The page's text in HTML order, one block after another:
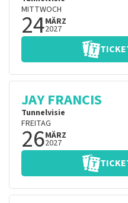
MITTWOCH
24MÄRZ
2027
JAY FRANCIS
Tunnelvisie
FREITAG
26MÄRZ
2027